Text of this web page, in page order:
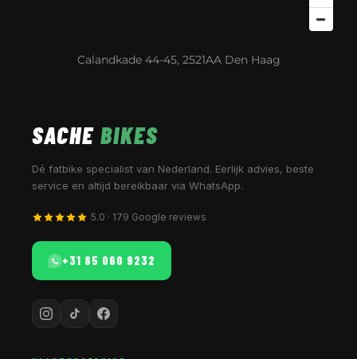
Calandkade 44-45, 2521AA Den Haag
SACHE BIKES
Dé fatbike specialist van Nederland. Eerlijk advies, beste
service en altijd bereikbaar via WhatsApp.
5.0 · 179 Google reviews
+31 85 060 9232